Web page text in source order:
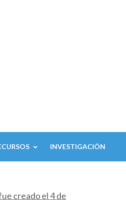
INVESTIGACIÓN
creado el 4 de